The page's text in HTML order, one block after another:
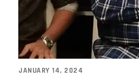
JANUARY 14, 2024